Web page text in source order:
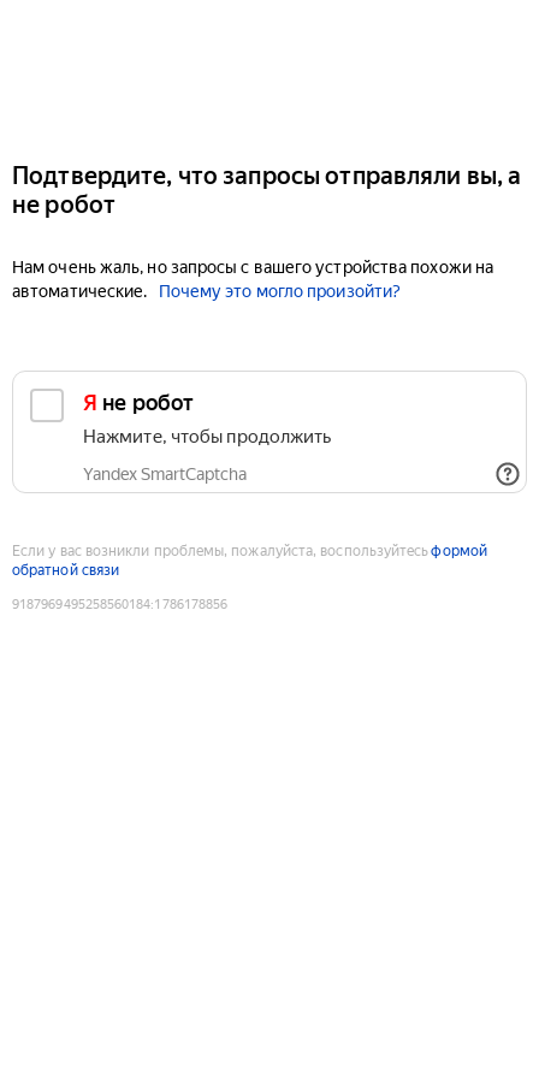
Подтвердите, что запросы отправляли вы, а
не робот
Нам очень жаль, но запросы с вашего устройства похожи на
автоматические.
Почему это могло произойти?
Я не робот
Нажмите, чтобы продолжить
Yandex SmartCaptcha
Если у вас возникли проблемы, пожалуйста, воспользуйтесьформой
обратной связи
9187969495258560184:1786178856